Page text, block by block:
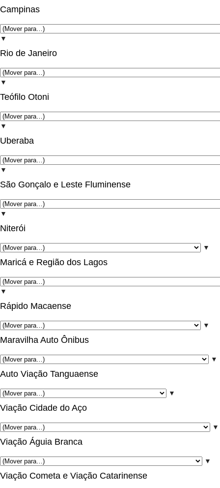
Campinas
▼
Rio de Janeiro
▼
Teófilo Otoni
▼
Uberaba
▼
São Gonçalo e Leste Fluminense
▼
Niterói
▼
Maricá e Região dos Lagos
▼
Rápido Macaense
▼
Maravilha Auto Ônibus
▼
Auto Viação Tanguaense
▼
Viação Cidade do Aço
▼
Viação Águia Branca
▼
Viação Cometa e Viação Catarinense